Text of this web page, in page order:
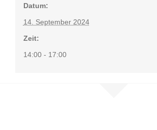
Datum:
14. September 2024
Zeit:
14:00 - 17:00